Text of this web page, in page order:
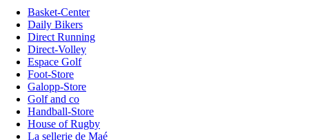
Basket-Center
Daily Bikers
Direct Running
Direct-Volley
Espace Golf
Foot-Store
Galopp-Store
Golf and co
Handball-Store
House of Rugby
La sellerie de Maé